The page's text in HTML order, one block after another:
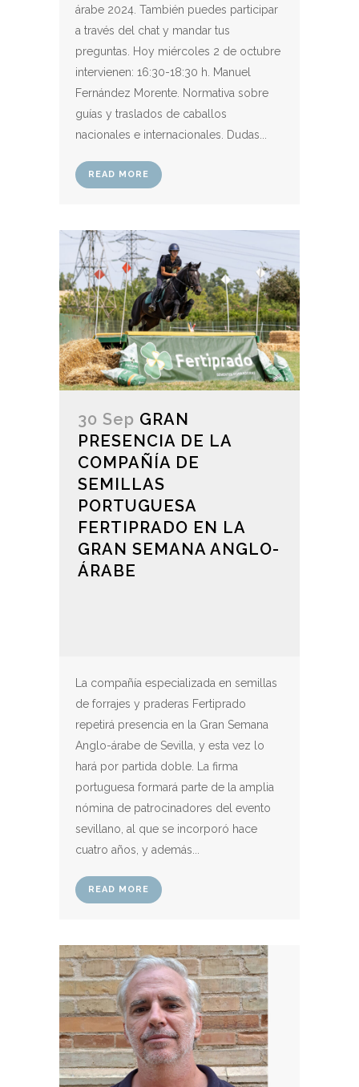
árabe 2024. También puedes participar
a través del chat y mandar tus
preguntas. Hoy miércoles 2 de octubre
intervienen: 16:30-18:30 h. Manuel
Fernández Morente. Normativa sobre
guías y traslados de caballos
nacionales e internacionales. Dudas...
READ MORE
30 Sep GRAN
PRESENCIA DE LA
COMPAÑÍA DE
SEMILLAS
PORTUGUESA
FERTIPRADO EN LA
GRAN SEMANA ANGLO-
ÁRABE
La compañía especializada en semillas
de forrajes y praderas Fertiprado
repetirá presencia en la Gran Semana
Anglo-árabe de Sevilla, y esta vez lo
hará por partida doble. La firma
portuguesa formará parte de la amplia
nómina de patrocinadores del evento
sevillano, al que se incorporó hace
cuatro años, y además...
READ MORE